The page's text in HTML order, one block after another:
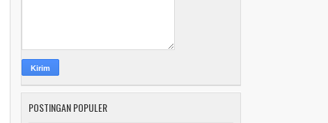
POSTINGAN POPULER